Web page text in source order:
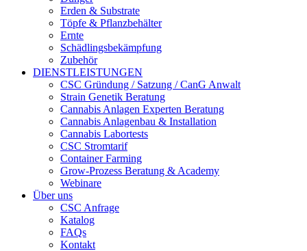
Erden & Substrate
Töpfe & Pflanzbehälter
Ernte
Schädlingsbekämpfung
Zubehör
DIENSTLEISTUNGEN
CSC Gründung / Satzung / CanG Anwalt
Strain Genetik Beratung
Cannabis Anlagen Experten Beratung
Cannabis Anlagenbau & Installation
Cannabis Labortests
CSC Stromtarif
Container Farming
Grow-Prozess Beratung & Academy
Webinare
Über uns
CSC Anfrage
Katalog
FAQs
Kontakt